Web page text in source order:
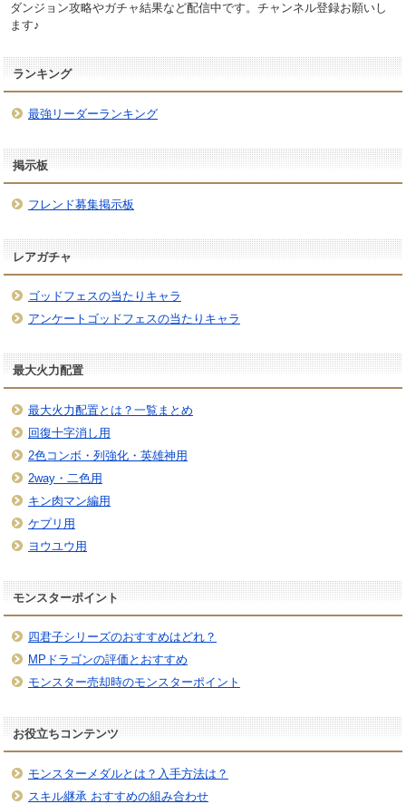
ダンジョン攻略やガチャ結果など配信中です。チャンネル登録お願いし
ます♪
ランキング
最強リーダーランキング
掲示板
フレンド募集掲示板
レアガチャ
ゴッドフェスの当たりキャラ
アンケートゴッドフェスの当たりキャラ
最大火力配置
最大火力配置とは？一覧まとめ
回復十字消し用
2色コンボ・列強化・英雄神用
2way・二色用
キン肉マン編用
ケプリ用
ヨウユウ用
モンスターポイント
四君子シリーズのおすすめはどれ？
MPドラゴンの評価とおすすめ
モンスター売却時のモンスターポイント
お役立ちコンテンツ
モンスターメダルとは？入手方法は？
スキル継承 おすすめの組み合わせ